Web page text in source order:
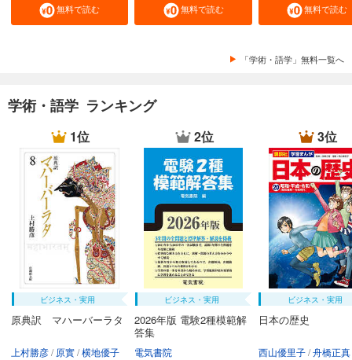
無料で読む 無料で読む 無料で読む
「学術・語学」無料一覧へ
学術・語学 ランキング
1位
ビジネス・実用
原典訳 マハーバーラタ
上村勝彦 原實 横地優子
2位
ビジネス・実用
2026年版 電験2種模範解
答集
電気書院
3位
ビジネス・実用
日本の歴史
西山優里子 舟橋正真